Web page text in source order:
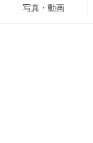
写真・動画